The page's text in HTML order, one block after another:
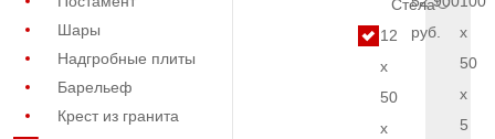
Шары
Надгробные плиты
Барельеф
Крест из гранита
Стела
12
x
50
x
руб.
x
50
x
5